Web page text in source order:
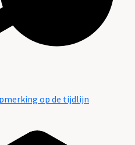
op de tijdlijn